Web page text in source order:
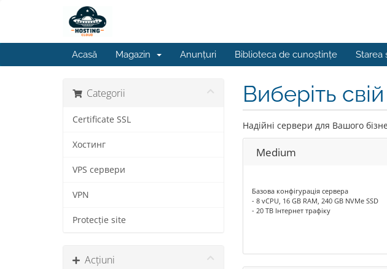
Acasă Magazin Anunțuri Biblioteca de cunoștințe Starea
Categorii
Certificate SSL
Хостинг
VPS сервери
VPN
Protecție site
Acțiuni
Виберіть
Надійні сервери для Вашого
Medium
Базова конфігурація сервера
- 8 vCPU, 16 GB RAM, 240 GB NVMe SSD
- 20 TB Інтернет трафіку